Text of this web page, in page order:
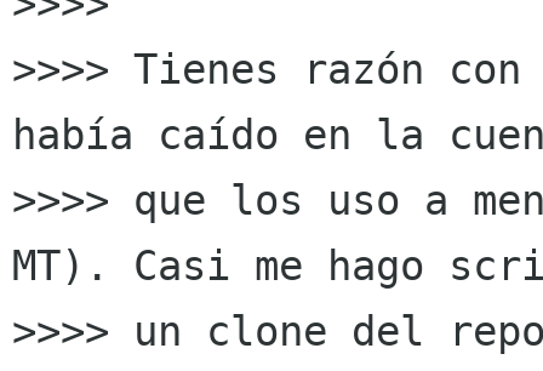
>>>> Tienes razón
había caído en la
>>>> que los uso a
MT). Casi me hago
>>>> un clone del